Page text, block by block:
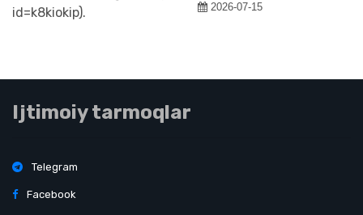
2026-07-15
Ijtimoiy tarmoqlar
Telegram
Facebook